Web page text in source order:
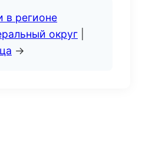
в регионе
округ
→